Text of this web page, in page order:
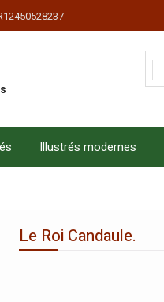
Illustrés modernes
Le Roi Candaule.